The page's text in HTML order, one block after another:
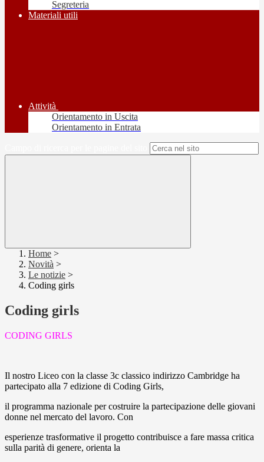
Segreteria
Materiali utili
Attività
Orientamento in Uscita
Orientamento in Entrata
Home >
Novità >
Le notizie >
Coding girls
Coding girls
CODING GIRLS
Il nostro Liceo con la classe 3c classico indirizzo Cambridge ha
partecipato alla 7 edizione di Coding Girls,
il programma nazionale per costruire la partecipazione delle giovani
donne nel mercato del lavoro. Con
esperienze trasformative il progetto contribuisce a fare massa critica
sulla parità di genere, orienta la